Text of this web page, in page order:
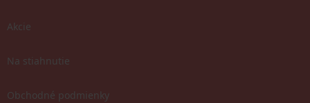
Akcie
Na stiahnutie
Obchodné podmienky